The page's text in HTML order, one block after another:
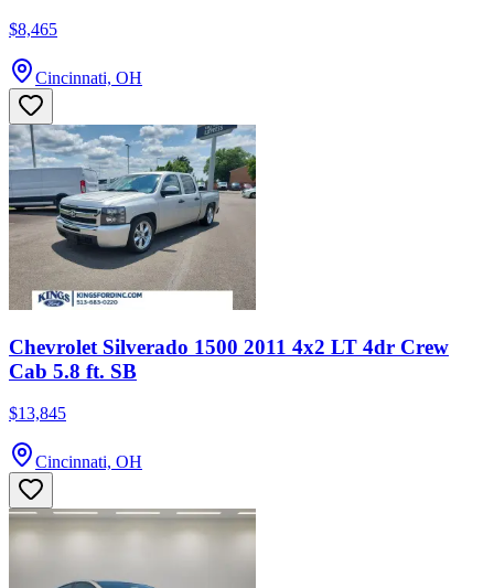
$8,465
Cincinnati, OH
Chevrolet Silverado 1500 2011 4x2 LT 4dr Crew
Cab 5.8 ft. SB
$13,845
Cincinnati, OH